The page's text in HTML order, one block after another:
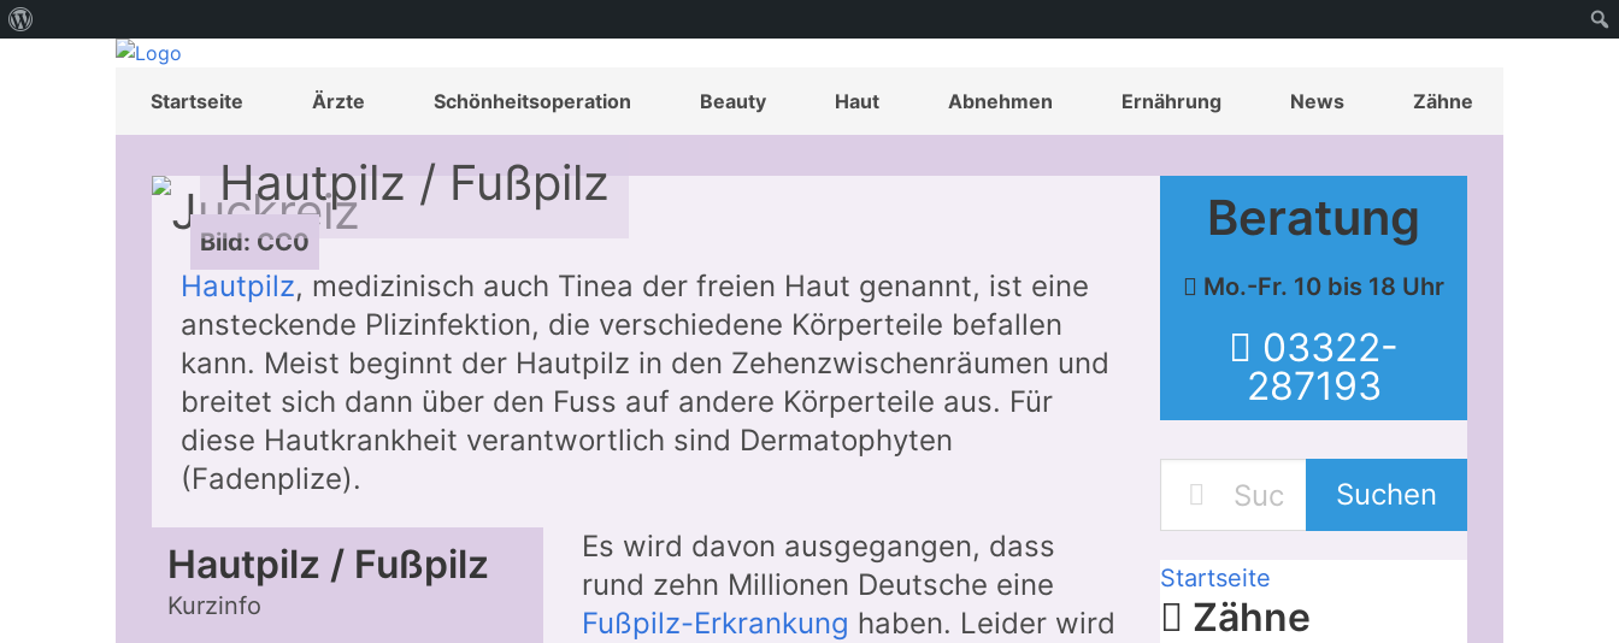
Startseite Ärzte Schönheitsoperation Beauty Haut Abnehmen Ernährung News Zähne
Bild: CC0
Hautpilz / Fußpilz
Hautpilz, medizinisch auch Tinea der freien Haut genannt, ist eine
ansteckende Plizinfektion, die verschiedene Körperteile befallen
kann. Meist beginnt der Hautpilz in den Zehenzwischenräumen und
breitet sich dann über den Fuss auf andere Körperteile aus. Für
diese Hautkrankheit verantwortlich sind Dermatophyten
(Fadenplize).
Hautpilz / Fußpilz
Kurzinfo
Es wird davon ausgegangen, dass
rund zehn Millionen Deutsche eine
Fußpilz-Erkrankung haben. Leider wird
Beratung
Mo.-Fr. 10 bis 18 Uhr
03322-
287193
Suchen
Startseite
Zähne